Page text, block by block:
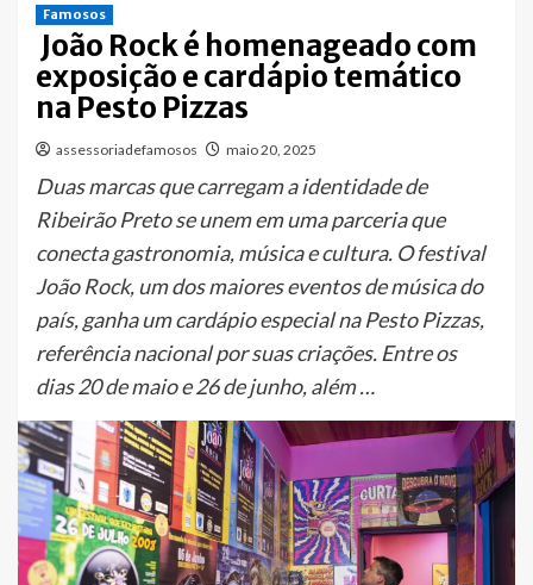
Famosos
João Rock é homenageado com
exposição e cardápio temático
na Pesto Pizzas
assessoriadefamosos maio 20, 2025
Duas marcas que carregam a identidade de
Ribeirão Preto se unem em uma parceria que
conecta gastronomia, música e cultura. O festival
João Rock, um dos maiores eventos de música do
país, ganha um cardápio especial na Pesto Pizzas,
referência nacional por suas criações. Entre os
dias 20 de maio e 26 de junho, além …